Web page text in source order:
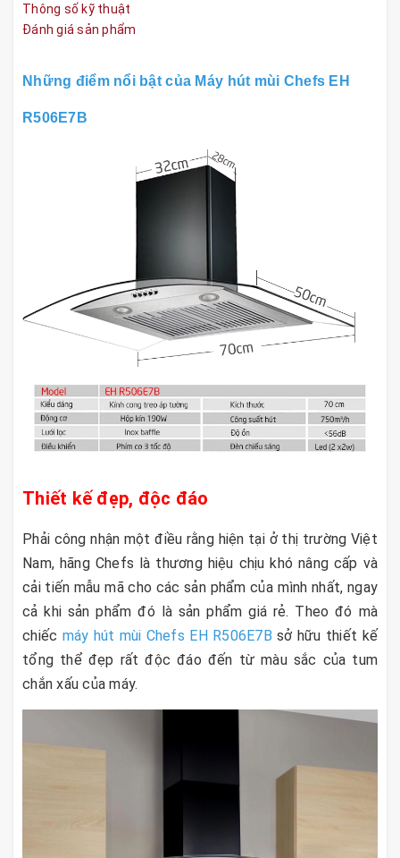
Thông số kỹ thuật
Đánh giá sản phẩm
Những điểm nổi bật của Máy hút mùi Chefs EH
R506E7B
Thiết kế đẹp, độc đáo
Phải công nhận một điều rằng hiện tại ở thị trường Việt
Nam, hãng Chefs là thương hiệu chịu khó nâng cấp và
cải tiến mẫu mã cho các sản phẩm của mình nhất, ngay
cả khi sản phẩm đó là sản phẩm giá rẻ. Theo đó mà
chiếc máy hút mùi Chefs EH R506E7B sở hữu thiết kế
tổng thể đẹp rất độc đáo đến từ màu sắc của tum
chắn xấu của máy.